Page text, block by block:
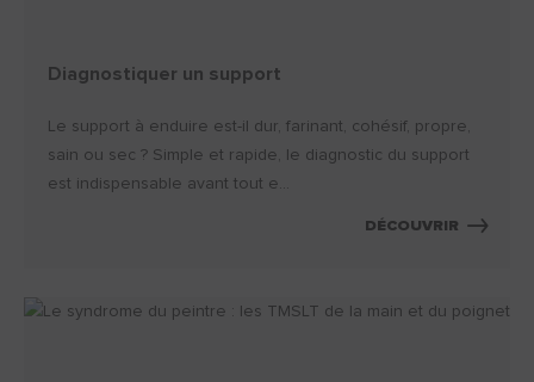
Diagnostiquer un support
Le support à enduire est-il dur, farinant, cohésif, propre,
sain ou sec ? Simple et rapide, le diagnostic du support
est indispensable avant tout e...
DÉCOUVRIR